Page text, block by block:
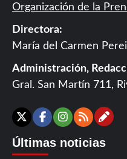
Organización de la
Directora:
María del Carmen
Administración,
Gral. San Martín 711,
X Facebook
RSS
Últimas noticias